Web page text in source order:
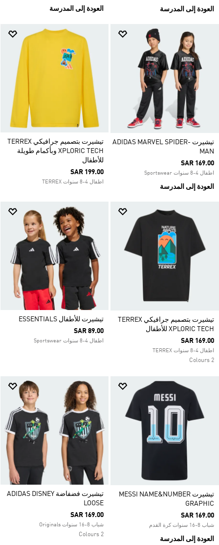
العودة إلى المدرسة العودة إلى المدرسة
تيشيرت ADIDAS MARVEL SPIDER-
MAN
SAR 169.00
اطفال 4-8 سنوات Sportswear
العودة إلى المدرسة
تيشيرت بتصميم جرافيكي TERREX
XPLORIC TECH وبأكمام طويلة
للأطفال
SAR 199.00
اطفال 4-8 سنوات TERREX
تيشيرت بتصميم جرافيكي TERREX
XPLORIC TECH للأطفال
SAR 169.00
اطفال 4-8 سنوات TERREX
2 Colours
تيشيرت للأطفال ESSENTIALS
SAR 89.00
اطفال 4-8 سنوات Sportswear
تيشيرت MESSI NAME&NUMBER
GRAPHIC
SAR 169.00
شباب 8-16 سنوات كرة القدم
العودة إلى المدرسة
تيشيرت فضفاضة ADIDAS DISNEY
LOOSE
SAR 169.00
شباب 8-16 سنوات Originals
2 Colours